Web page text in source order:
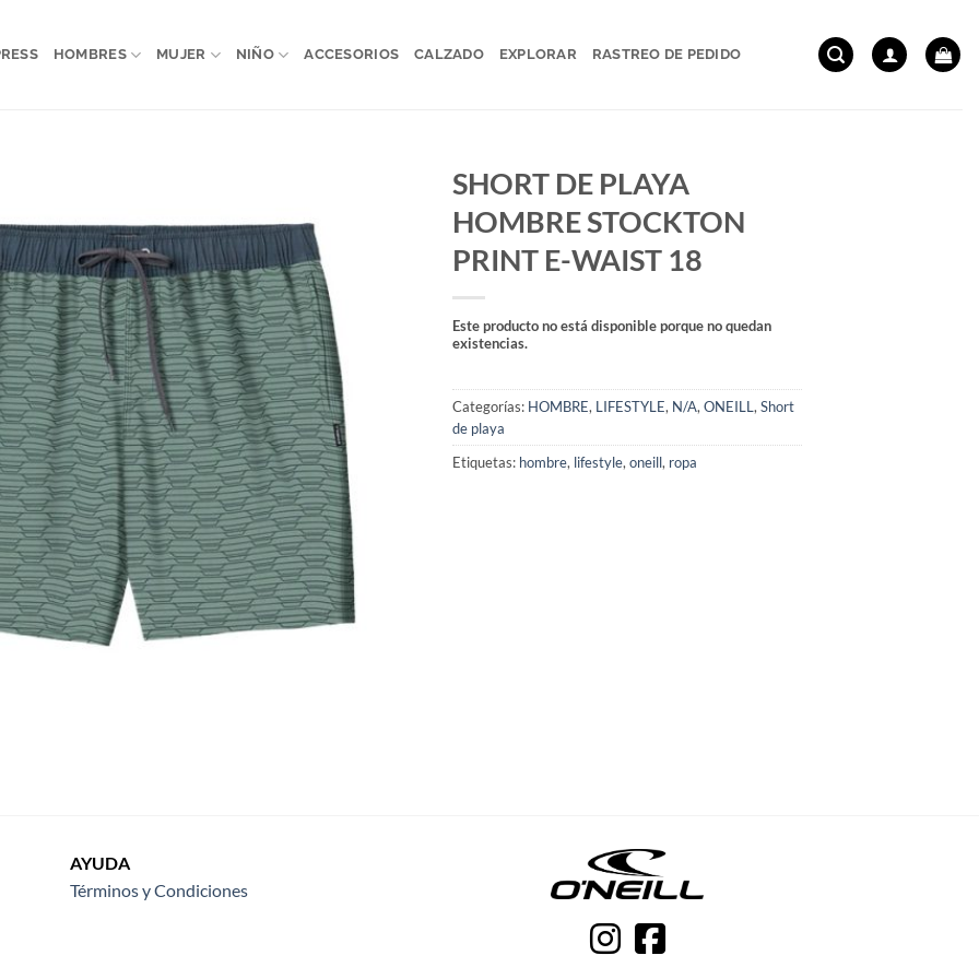
HOMBRES MUJER NIÑO ACCESORIOS CALZADO EXPLORAR RASTREO DE PEDIDO
SHORT DE PLAYA
HOMBRE STOCKTON
PRINT E-WAIST 18
Este producto no está disponible porque no quedan
existencias.
Categorías: HOMBRE, LIFESTYLE, N/A, ONEILL , Short
de playa
Etiquetas: hombre, lifestyle, oneill, ropa
AYUDA
Términos y Condiciones